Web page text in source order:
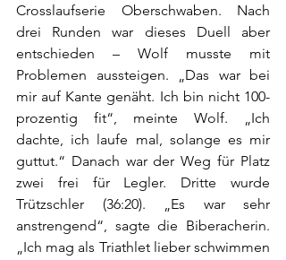
Crosslaufserie Oberschwaben. Nach
drei Runden war dieses Duell aber
entschieden – Wolf musste mit
Problemen aussteigen. „Das war bei
mir auf Kante genäht. Ich bin nicht 100-
prozentig fit“, meinte Wolf. „Ich
dachte, ich laufe mal, solange es mir
guttut.“ Danach war der Weg für Platz
zwei frei für Legler. Dritte wurde
Trützschler (36:20). „Es war sehr
anstrengend“, sagte die Biberacherin.
„Ich mag als Triathlet lieber schwimmen